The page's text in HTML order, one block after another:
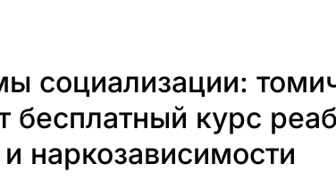
социализации:
бесплатный курс
наркозависимости